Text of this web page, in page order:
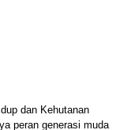
dan Kehutanan
peran generasi muda